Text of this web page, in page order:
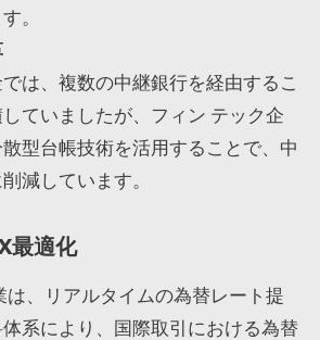
。
は、複数の中継銀行を経由するこ
ていましたが、フィン テック企
型台帳技術を活用することで、中
減しています。
最適化
は、リアルタイムの為替レート提
系により、国際取引における為替